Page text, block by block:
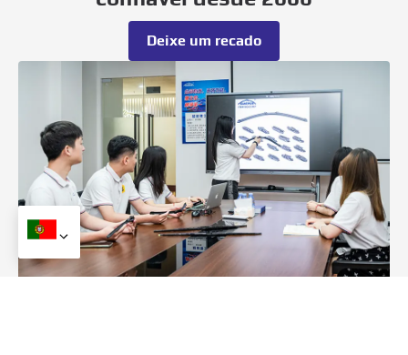
Deixe um recado